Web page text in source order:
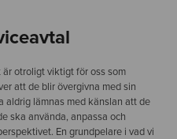
otroligt viktigt för oss som
att de blir övergivna med sin
aldrig lämnas med känslan att de
ska använda, anpassa och
En grundpelare i vad vi